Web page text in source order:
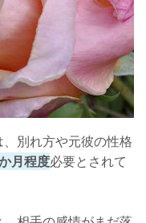
別れ方や元彼の性格
月程度必要とされて